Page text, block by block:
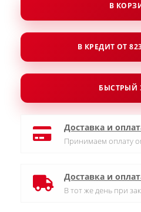
В
В КРЕДИТ ОТ
БЫСТРЫЙ
Доставка и
Принимаем оплату
Доставка и
В тот же день при